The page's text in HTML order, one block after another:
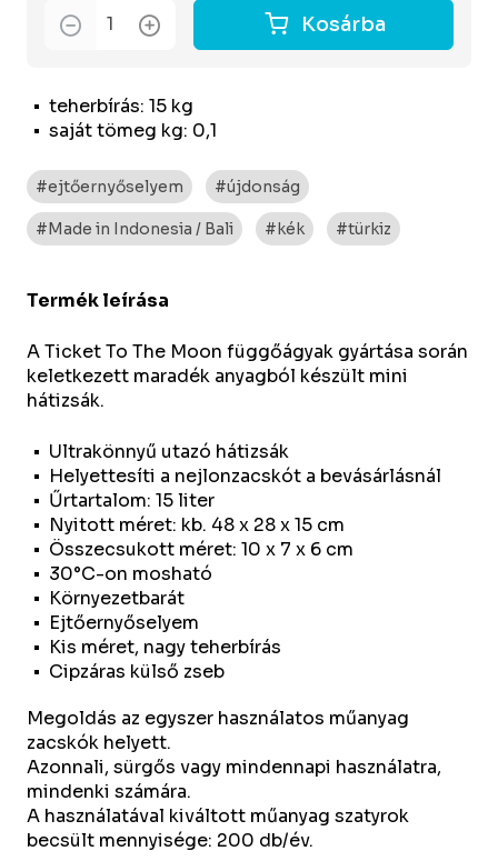
teherbírás: 15 kg
saját tömeg kg: 0,1
Kosárba
#ejtőernyőselyem #újdonság
#Made in Indonesia / Bali #kék #türkiz
Termék leírása
A Ticket To The Moon függőágyak gyártása során
keletkezett maradék anyagból készült mini
hátizsák.
Ultrakönnyű utazó hátizsák
Helyettesíti a nejlonzacskót a bevásárlásnál
Űrtartalom: 15 liter
Nyitott méret: kb. 48 x 28 x 15 cm
Összecsukott méret: 10 x 7 x 6 cm
30°C-on mosható
Környezetbarát
Ejtőernyőselyem
Kis méret, nagy teherbírás
Cipzáras külső zseb
Megoldás az egyszer használatos műanyag
zacskók helyett.
Azonnali, sürgős vagy mindennapi használatra,
mindenki számára.
A használatával kiváltott műanyag szatyrok
becsült mennyisége: 200 db/év.